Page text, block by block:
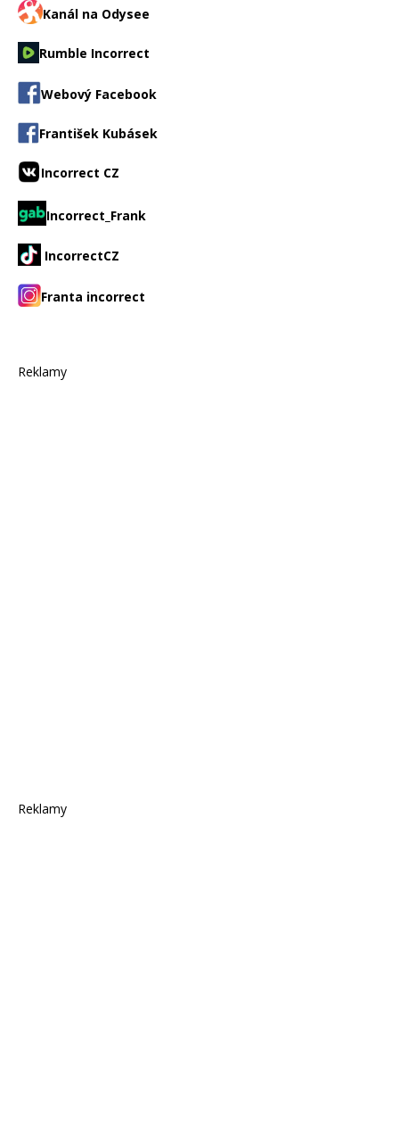
Kanál na Odysee
Rumble Incorrect
Webový Facebook
František Kubásek
Incorrect CZ
Incorrect_Frank
IncorrectCZ
Franta incorrect
Reklamy
Reklamy